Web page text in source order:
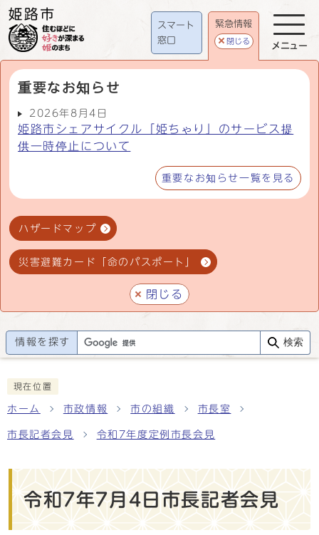
スマート
窓口
緊急情報
閉じる
重要なお知らせ
2026年8月4日
姫路市シェアサイクル「姫ちゃり」のサービス提
供一時停止について
重要なお知らせ一覧を見る
ハザードマップ
災害避難カード「命のパスポート」
閉じる
メニュー
情報を探す 検索
現在位置
ホーム 市政情報 市の組織 市長室
市長記者会見 令和7年度定例市長会見
令和7年7月4日市長記者会見